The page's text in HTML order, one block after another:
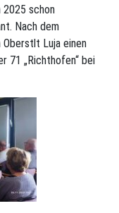
2025 schon
Nach dem
Luja einen
71 „Richthofen“ bei